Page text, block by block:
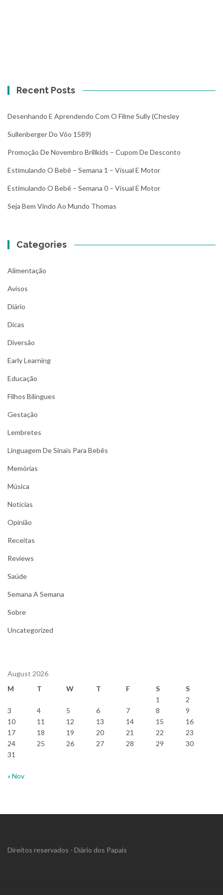
Recent Posts
Desenhando E Aprendendo Com O Filme Sully (Chesley
Sullenberger Do Vôo 1589)
Promoção De Novembro Brillkids – Cupom De Desconto
Estimulando O Bebê – Semana 1 – Visual E Motor
Estimulando O Bebê – Semana 0 – Visual E Motor
Seja Bem Vindo Ao Mundo Thomas
Categories
Alimentação
Avisos
Diário
Dicas
Diversão
Early Learning
Educação
Filhos Bilíngues
Gestação
Lembretes
Linguagem De Sinais Para Bebês
Memórias
Música
Notícias
Opinião
Receitas
Reviews
Saúde
Semana A Semana
Sobre
Uncategorized
August 2026
M
T W T F S
S
1
2
3
4 5 6 7 8
9
10
11 12 13 14 15
16
17
18 19 20 21 22
23
24
25 26 27 28 29
30
31
« Nov
Direitos reservados - Diário dos Papais